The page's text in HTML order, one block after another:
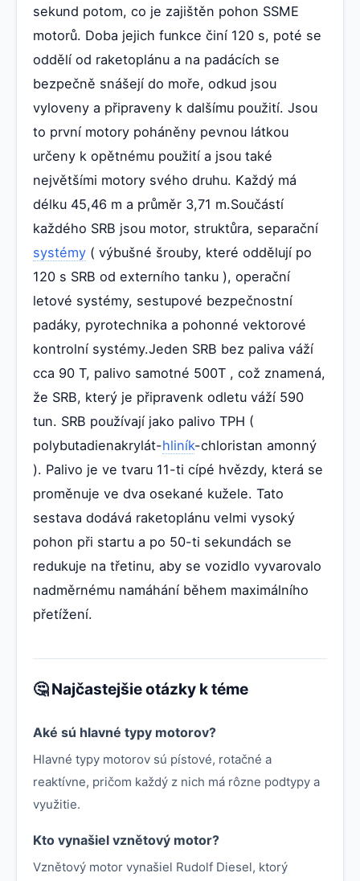
sekund potom, co je zajištěn pohon SSME
motorů. Doba jejich funkce činí 120 s, poté se
oddělí od raketoplánu a na padácích se
bezpečně snášejí do moře, odkud jsou
vyloveny a připraveny k dalšímu použití. Jsou
to první motory poháněny pevnou látkou
určeny k opětnému použití a jsou také
největšími motory svého druhu. Každý má
délku 45,46 m a průměr 3,71 m.Součástí
každého SRB jsou motor, struktůra, separační
systémy ( výbušné šrouby, které oddělují po
120 s SRB od externího tanku ), operační
letové systémy, sestupové bezpečnostní
padáky, pyrotechnika a pohonné vektorové
kontrolní systémy.Jeden SRB bez paliva váží
cca 90 T, palivo samotné 500T , což znamená,
že SRB, který je připravenk odletu váží 590
tun. SRB používají jako palivo TPH (
polybutadienakrylát-hliník-chloristan amonný
). Palivo je ve tvaru 11-ti cípé hvězdy, která se
proměnuje ve dva osekané kužele. Tato
sestava dodává raketoplánu velmi vysoký
pohon při startu a po 50-ti sekundách se
redukuje na třetinu, aby se vozidlo vyvarovalo
nadměrnému namáhání během maximálního
přetížení.
🤔 Najčastejšie otázky k téme
Aké sú hlavné typy motorov?
Hlavné typy motorov sú pístové, rotačné a
reaktívne, pričom každý z nich má rôzne podtypy a
využitie.
Kto vynašiel vznětový motor?
Vznětový motor vynašiel Rudolf Diesel, ktorý